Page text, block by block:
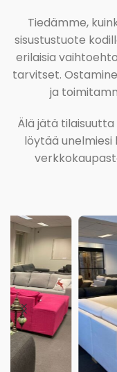
Tiedämme,
sisustustuote
erilaisia
tarvitset.
ja
Älä jätä
löytää unelmiesi